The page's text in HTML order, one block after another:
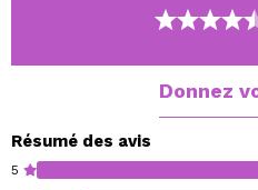
Sans huiles de paraffine et
Donnez
Résumé des avis
5